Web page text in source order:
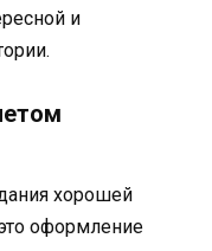
и
хорошей
оформление